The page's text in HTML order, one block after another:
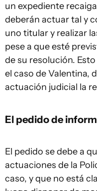
un expediente
deberán actuar tal y
uno titular y realizar
pese a que esté
de su resolución.
el caso de Valentina,
actuación judicial la
El pedido de
El pedido se debe a
actuaciones de la
caso, y que no está